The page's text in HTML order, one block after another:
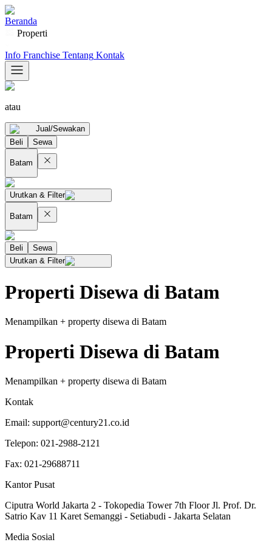
Beranda
Properti
Info Franchise Tentang Kontak
atau
Jual/Sewakan
Beli
Sewa
Batam
Urutkan & Filter
Batam
Beli
Sewa
Urutkan & Filter
Properti Disewa di Batam
Menampilkan + property disewa di Batam
Properti Disewa di Batam
Menampilkan + property disewa di Batam
Kontak
Email: support@century21.co.id
Telepon: 021-2988-2121
Fax: 021-29688711
Kantor Pusat
Ciputra World Jakarta 2 - Tokopedia Tower 7th Floor Jl. Prof. Dr.
Satrio Kav 11 Karet Semanggi - Setiabudi - Jakarta Selatan
Media Sosial